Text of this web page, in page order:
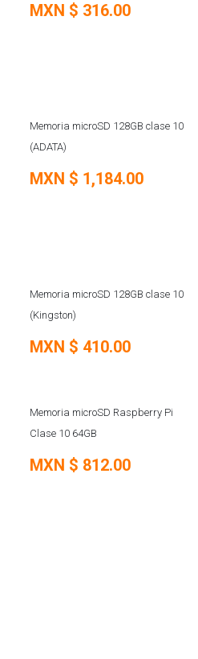
MXN $ 316.00
Memoria microSD 128GB clase 10
(ADATA)
MXN $ 1,184.00
Memoria microSD 128GB clase 10
(Kingston)
MXN $ 410.00
SOBRE PEDIDO
Memoria microSD Raspberry Pi
Clase 10 64GB
MXN $ 812.00